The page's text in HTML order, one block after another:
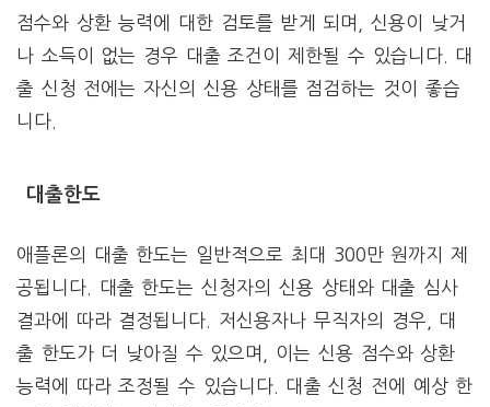
점수와 상환 능력에 대한 검토를 받게 되며, 신용이 낮거
나 소득이 없는 경우 대출 조건이 제한될 수 있습니다. 대
출 신청 전에는 자신의 신용 상태를 점검하는 것이 좋습
니다.
대출한도
애플론의 대출 한도는 일반적으로 최대 300만 원까지 제
공됩니다. 대출 한도는 신청자의 신용 상태와 대출 심사
결과에 따라 결정됩니다. 저신용자나 무직자의 경우, 대
출 한도가 더 낮아질 수 있으며, 이는 신용 점수와 상환
능력에 따라 조정될 수 있습니다. 대출 신청 전에 예상 한